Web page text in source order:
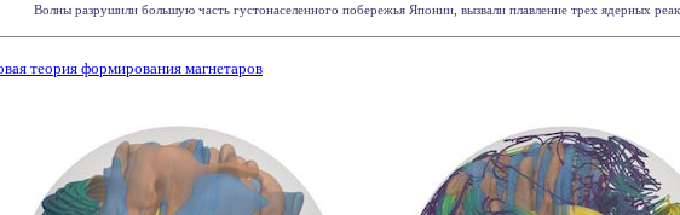
Волны разрушили большую часть густонаселенного побережья Японии, вызвали плавление трех ядерных
теория формирования магнетаров